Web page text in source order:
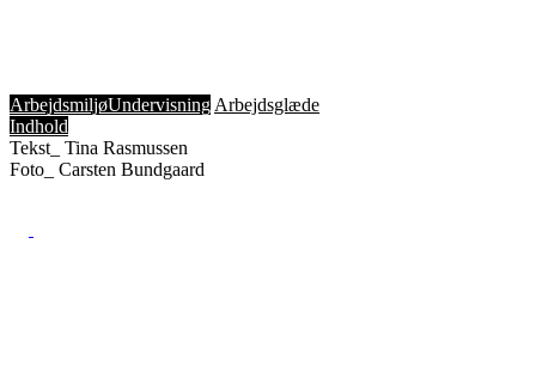
ArbejdsmiljøUndervisning Arbejdsglæde
Indhold
Tekst_ Tina Rasmussen
Foto_ Carsten Bundgaard